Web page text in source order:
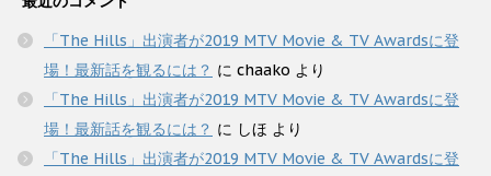
「The Hills」出演者が2019 MTV Movie & TV Awardsに登
場！最新話を観るには？ に chaako より
「The Hills」出演者が2019 MTV Movie & TV Awardsに登
場！最新話を観るには？ に しほ より
「The Hills」出演者が2019 MTV Movie & TV Awardsに登